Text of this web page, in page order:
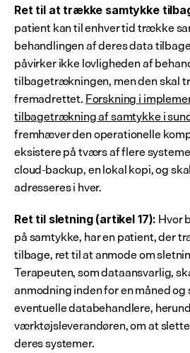
Ret til at trække samtykke
patient kan til enhver tid trække
behandlingen af deres data
påvirker ikke lovligheden af
tilbagetrækningen, men den skal
fremadrettet. Forskning i
tilbagetrækning af samtykke i
fremhæver den operationelle
eksistere på tværs af flere
cloud-backup, en lokal kopi, og
adresseres i hver.
Ret til sletning (artikel 17): Hvor
på samtykke, har en patient, der
tilbage, ret til at anmode om
Terapeuten, som dataansvarlig,
anmodning inden for en måned
eventuelle databehandlere,
værktøjsleverandøren, om at
deres systemer.